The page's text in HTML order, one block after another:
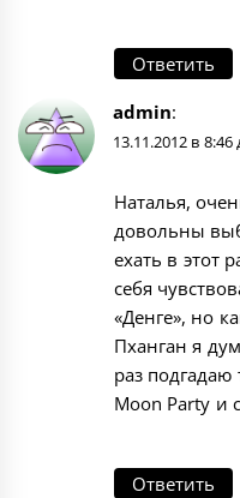
Ответить
admin:
13.11.2012 в 8:46
Наталья,
довольны
ехать в этот
себя
«Денге», но
Пханган я
раз подгадаю
Moon Party и
Ответить